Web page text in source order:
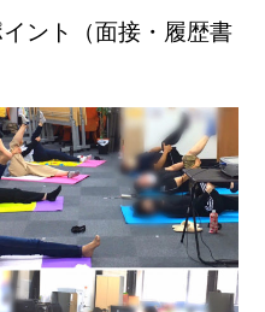
ント（面接・履歴書